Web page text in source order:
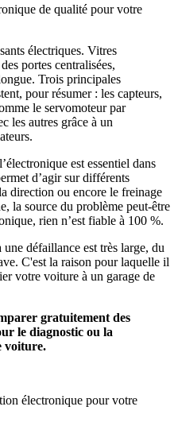
de qualité pour votre
électriques. Vitres
portes centralisées,
Trois principales
pour résumer : les capteurs,
le servomoteur par
les autres grâce à un
est essentiel dans
d’agir sur différents
direction ou encore le freinage
la source du problème peut-être
rien n’est fiable à 100 %.
défaillance est très large, du
C'est la raison pour laquelle il
votre voiture à un garage de
gratuitement des
le diagnostic ou la
voiture.
électronique pour votre